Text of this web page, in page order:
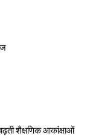
शैक्षणिक आकांक्षाओं